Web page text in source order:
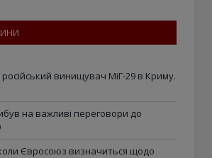
винищувач МіГ-29 в Криму.
на важливі переговори до
Євросоюз визначиться щодо